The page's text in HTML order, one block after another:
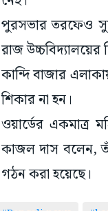
পুরসভার তরফেও
রাজ
কান্দি বাজার
শিকার না হন।
ওয়ার্ডের একমাত্র
কাজল দাস বলেন,
গঠন করা হয়েছে।